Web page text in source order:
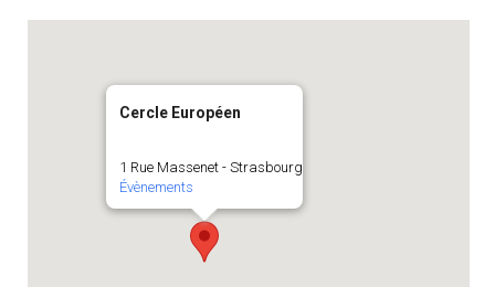
Cercle Européen
1 Rue Massenet - Strasbourg
Évènements